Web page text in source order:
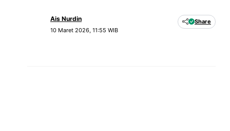
Ais Nurdin
10 Maret 2026, 11:55 WIB
Share